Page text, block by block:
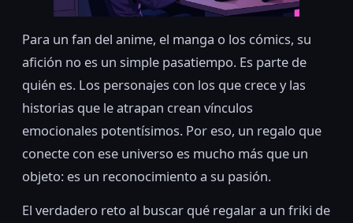
Para un fan del anime, el manga o los cómics, su
afición no es un simple pasatiempo. Es parte de
quién es. Los personajes con los que crece y las
historias que le atrapan crean vínculos
emocionales potentísimos. Por eso, un regalo que
conecte con ese universo es mucho más que un
objeto: es un reconocimiento a su pasión.
El verdadero reto al buscar qué regalar a un friki de